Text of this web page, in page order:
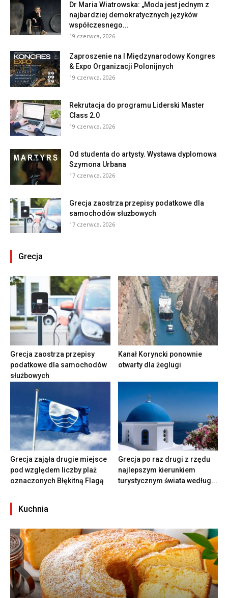
Dr Maria Wiatrowska: „Moda jest jednym z
najbardziej demokratycznych języków
współczesnego...
19 czerwca, 2026
Zaproszenie na I Międzynarodowy Kongres
& Expo Organizacji Polonijnych
19 czerwca, 2026
Rekrutacja do programu Liderski Master
Class 2.0
19 czerwca, 2026
Od studenta do artysty. Wystawa dyplomowa
Szymona Urbana
17 czerwca, 2026
Grecja zaostrza przepisy podatkowe dla
samochodów służbowych
17 czerwca, 2026
Grecja
Grecja zaostrza przepisy
podatkowe dla samochodów
służbowych
Kanał Koryncki ponownie
otwarty dla żeglugi
Grecja zająła drugie miejsce
pod względem liczby plaż
oznaczonych Błękitną Flagą
Grecja po raz drugi z rzędu
najlepszym kierunkiem
turystycznym świata według...
Kuchnia